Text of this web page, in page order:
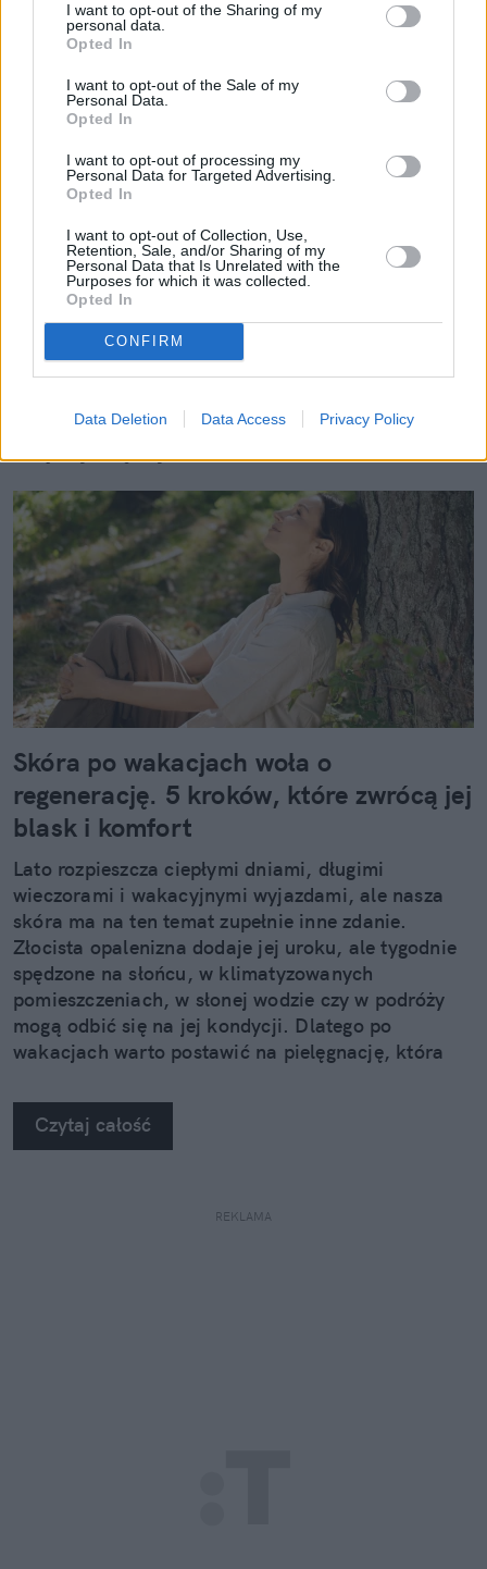
I want to opt-out of the Sharing of my
personal data.
Opted In
I want to opt-out of the Sale of my
Personal Data.
Opted In
I want to opt-out of processing my
Personal Data for Targeted Advertising.
Opted In
I want to opt-out of Collection, Use,
Retention, Sale, and/or Sharing of my
Personal Data that Is Unrelated with the
Purposes for which it was collected.
Opted In
CONFIRM
Data Deletion Data Access Privacy Policy
upowszechnianiem kultury. Autor kryminałów Boska
proporcja, Materiał ludzki, Białe kłamstwa, Zapłacz dla
Nie przegap żadnej ważnej wiadomości i
Więcej:
Książki
Skóra po wakacjach woła o
regenerację. 5 kroków, które zwrócą jej
blask i komfort
Lato rozpieszcza ciepłymi dniami, długimi
wieczorami i wakacyjnymi wyjazdami, ale nasza
skóra ma na ten temat zupełnie inne zdanie.
Złocista opalenizna dodaje jej uroku, ale tygodnie
spędzone na słońcu, w klimatyzowanych
pomieszczeniach, w słonej wodzie czy w podróży
mogą odbić się na jej kondycji. Dlatego po
wakacjach warto postawić na pielęgnację, która
jak pięć kosmetyków z linii Neuro Adapt marki
Clochee może pomóc skórze odzyskać równowagę.
Czytaj całość
REKLAMA